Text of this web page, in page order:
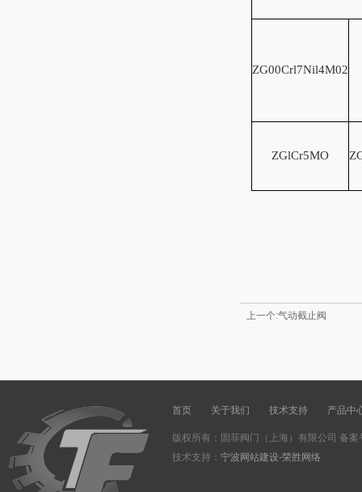
ZG00Crl7Nil4M02
ZGlCr5MO
上一个:气动截止阀
首页 关于我们 技术支持 产品中
版权所有：固菲阀门（上海）有限公司 备案
技术支持： 宁波网站建设-荣胜网络